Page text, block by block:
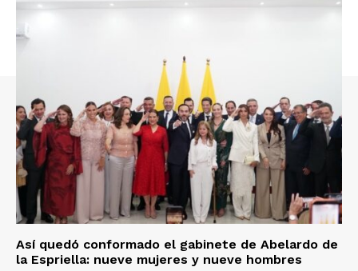
Así quedó conformado el gabinete de Abelardo de
la Espriella: nueve mujeres y nueve hombres